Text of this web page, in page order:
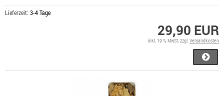
Lieferzeit: 3-4 Tage
29,90 EUR
inkl. 19 % MwSt. zzgl. Versandkosten